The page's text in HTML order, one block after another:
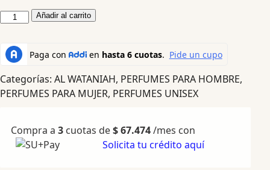
Añadir al carrito
Categorías: AL WATANIAH, PERFUMES PARA HOMBRE,
PERFUMES PARA MUJER, PERFUMES UNISEX
Compra a 3 cuotas de$67.474/mes con
Solicita tu crédito aquí